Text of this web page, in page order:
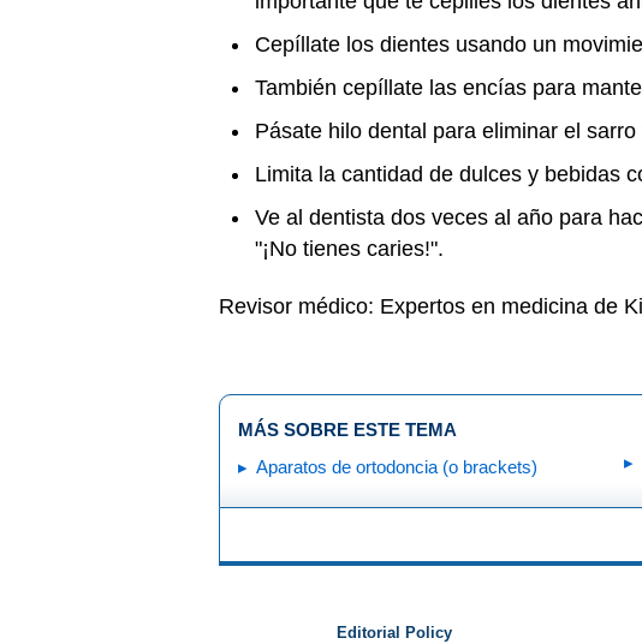
Cepíllate los dientes usando un
También cepíllate las encías para
Pásate hilo dental para eliminar el
Limita la cantidad de dulces y bebidas
Ve al dentista dos veces al año para
"¡No tienes caries!".
Revisor médico: Expertos en medicina de
MÁS SOBRE ESTE TEMA
Aparatos de ortodoncia (o brackets)
Editorial Policy